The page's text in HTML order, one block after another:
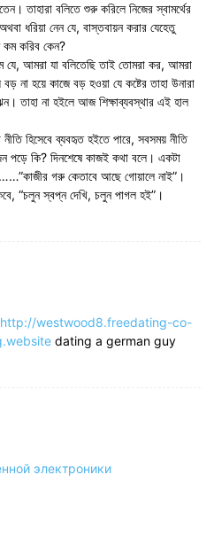
তাহারা বলিতে শুরু করিলে নিজের স্বামর্থের
ধরিয়া নেন যে, বাস্তবায়ন করার যেহেতু
কম করিব কেন?
যে, আমরা যা বলিতেছি তাই তোমরা কর, আমরা
না হয়ে কাজে বড় হওয়া যে কষ্টের তাহা উনারা
তাহা না হইলে আজ শিক্ষাব্যবস্থার এই হাল
হিসেবে ব্যবহৃত হইতে পারে, সবসময় নীতি
পড়ে কি? দিনশেষে কাজই কথা বলে। একটা
গরু কেতাবে আছে গোয়ালে নাই”।
“চলুন স্বপ্ন দেখি, চলুন পাগল হই”।
http://westwood8.freedating-co-
dating a german guy
электроники